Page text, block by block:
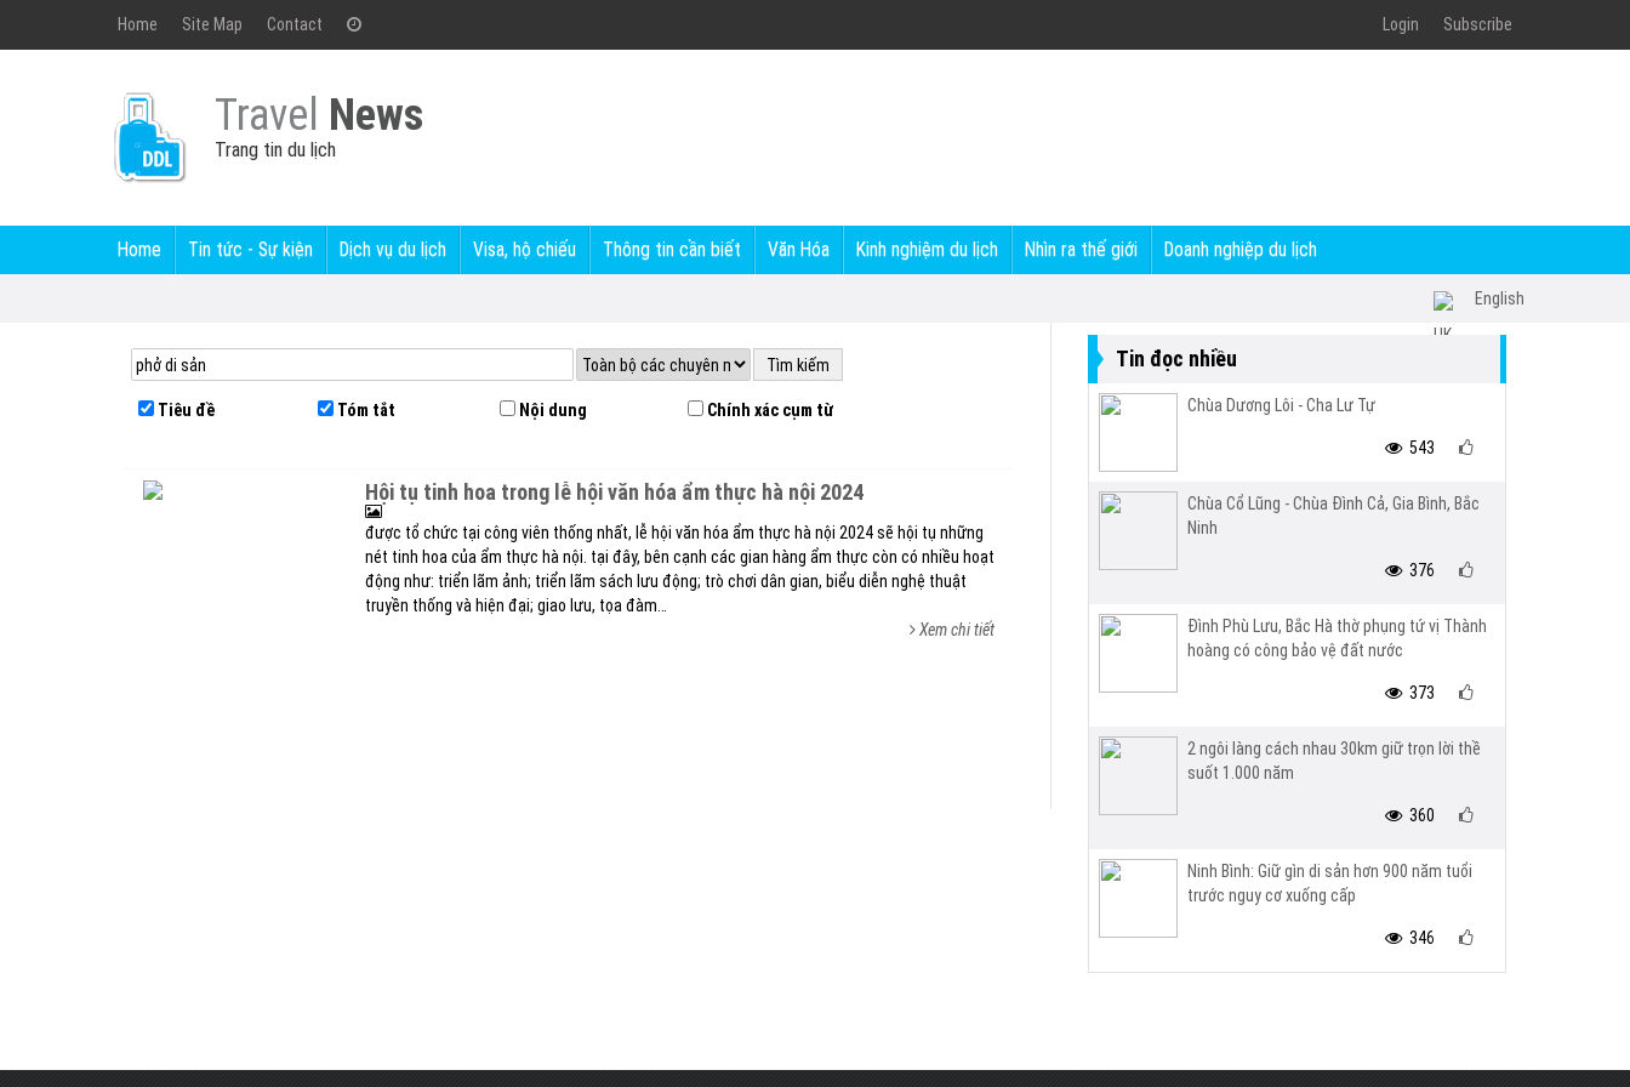
Home Site Map Contact Login Subscribe
Travel News
Trang tin du lịch
Home Tin tức - Sự kiện Dịch vụ du lịch Visa, hộ chiếu Thông tin cần biết Văn Hóa Kinh nghiệm du lịch Nhìn ra thế giới Doanh nghiệp du lịch
English
Tiêu đề Tóm tắt Nội dung Chính xác cụm từ
hội tụ tinh hoa trong lễ hội văn hóa ẩm thực hà nội 2024
được tổ chức tại công viên thống nhất, lễ hội văn hóa ẩm thực hà nội 2024 sẽ hội tụ những
nét tinh hoa của ẩm thực hà nội. tại đây, bên cạnh các gian hàng ẩm thực còn có nhiều hoạt
động như: triển lãm ảnh; triển lãm sách lưu động; trò chơi dân gian, biểu diễn nghệ thuật
truyền thống và hiện đại; giao lưu, tọa đàm…
Xem chi tiết
Tin đọc nhiều
Chùa Dương Lôi - Cha Lư Tự
543
Chùa Cổ Lũng - Chùa Đình Cả, Gia Bình, Bắc
Ninh
376
Đình Phù Lưu, Bắc Hà thờ phụng tứ vị Thành
hoàng có công bảo vệ đất nước
373
2 ngôi làng cách nhau 30km giữ trọn lời thề
suốt 1.000 năm
360
Ninh Bình: Giữ gìn di sản hơn 900 năm tuổi
trước nguy cơ xuống cấp
346